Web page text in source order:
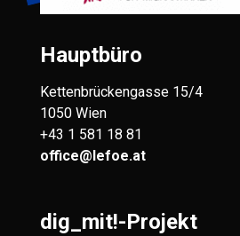
Hauptbüro
Kettenbrückengasse 15/4
1050 Wien
+43 1 581 18 81
office@lefoe.at
dig_mit!-Projekt